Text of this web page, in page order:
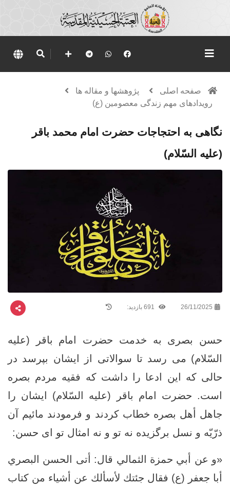
صفحه اصلی
پژوهشها و مقاله ها
رویدادهای مهم زندگی معصومین (ع)
نگاهی به احتجاجات حضرت امام محمد باقر
(علیه السّلام)
26/11/2025
حسن بصری به خدمت حضرت امام باقر (علیه
السّلام) می رسد تا سوالاتی از ایشان بپرسد در
حالی که این ادعا را داشت که فقيه مردم بصره
است. حضرت امام باقر (علیه السّلام) ایشان را
جاهل أهل بصره خطاب کردند و فرمودند مائيم آن
ذرّيّه و نسل برگزيده نه تو و نه امثال تو اى حسن:
«و عن أبي حمزة الثمالي قال: أتى الحسن البصري
أبا جعفر (ع) فقال جئتك لأسألك عن أشياء من كتاب